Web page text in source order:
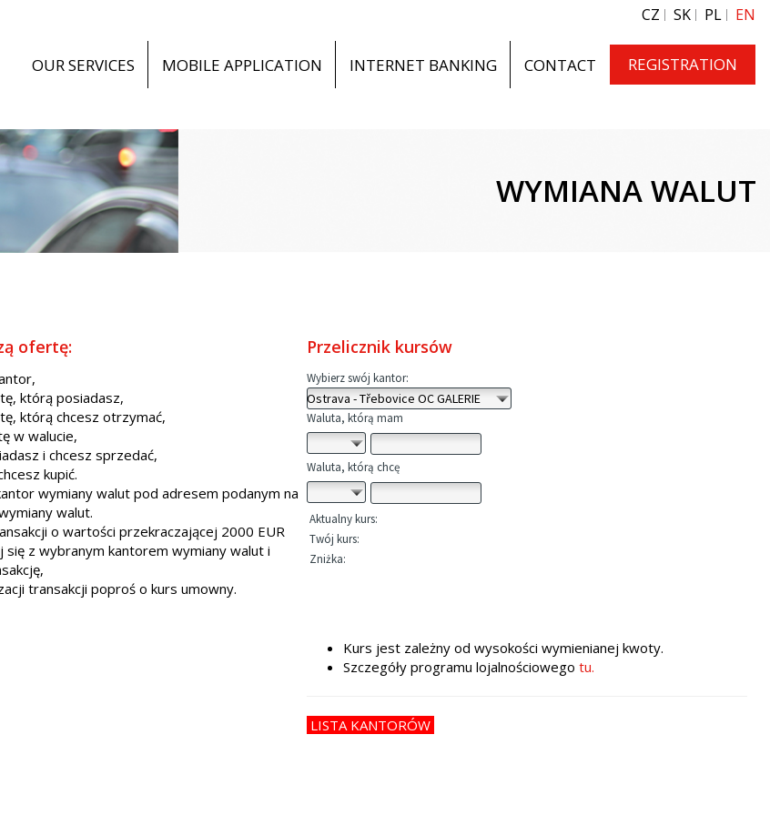
CZ SK PL EN
OUR SERVICES MOBILE APPLICATION INTERNET BANKING CONTACT REGISTRATION
WYMIANA WALUT
ofertę:
Przelicznik kursów
którą posiadasz,
którą chcesz otrzymać,
w walucie,
i chcesz sprzedać,
kupić.
wymiany walut pod adresem podanym na
walut.
o wartości przekraczającej 2000 EUR
się z wybranym kantorem wymiany walut i
transakcji poproś o kurs umowny.
Kurs jest zależny od wysokości wymienianej kwoty.
Szczegóły programu lojalnościowego tu.
LISTA KANTORÓW